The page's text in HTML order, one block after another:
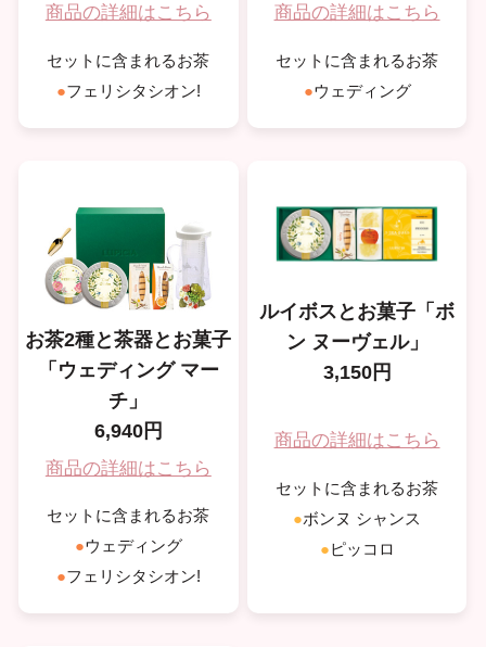
商品の詳細はこちら
セットに含まれるお茶
●フェリシタシオン!
商品の詳細はこちら
セットに含まれるお茶
●ウェディング
お茶2種と茶器とお菓子
「ウェディング マー
チ」
6,940円
商品の詳細はこちら
セットに含まれるお茶
●ウェディング
●フェリシタシオン!
ルイボスとお菓子「ボ
ン ヌーヴェル」
3,150円
商品の詳細はこちら
セットに含まれるお茶
●ボンヌ シャンス
●ピッコロ